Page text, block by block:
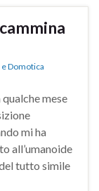
Domotica
mese
mi ha
all’umanoide
tutto simile